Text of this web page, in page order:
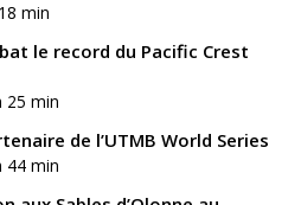
min
le record du Pacific Crest
25 min
de l’UTMB World Series
44 min